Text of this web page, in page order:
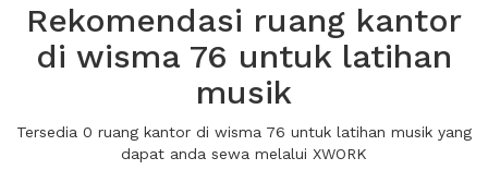
Rekomendasi ruang kantor
di wisma 76 untuk latihan
musik
Tersedia 0 ruang kantor di wisma 76 untuk latihan musik yang
dapat anda sewa melalui XWORK